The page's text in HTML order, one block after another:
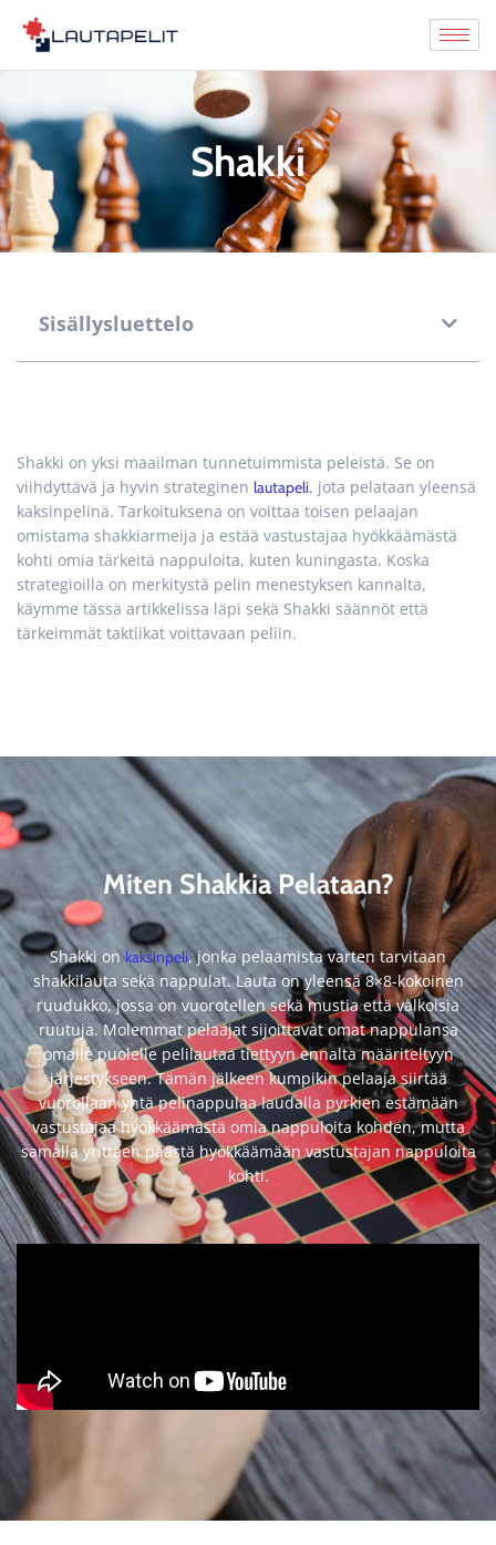
Siirry
sisältöön
Shakki
Sisällysluettelo
Shakki on yksi maailman tunnetuimmista peleistä. Se on
viihdyttävä ja hyvin strateginen lautapeli, jota pelataan yleensä
kaksinpelinä. Tarkoituksena on voittaa toisen pelaajan
omistama shakkiarmeija ja estää vastustajaa hyökkäämästä
kohti omia tärkeitä nappuloita, kuten kuningasta. Koska
strategioilla on merkitystä pelin menestyksen kannalta,
käymme tässä artikkelissa läpi sekä Shakki säännöt että
tärkeimmät taktiikat voittavaan peliin.
Miten Shakkia Pelataan?
Shakki onkaksinpeli, jonka pelaamista varten tarvitaan
shakkilauta sekä nappulat. Lauta on yleensä 8×8-kokoinen
ruudukko, jossa on vuorotellen sekä mustia että valkoisia
ruutuja. Molemmat pelaajat sijoittavat omat nappulansa
omalle puolelle pelilautaa tiettyyn ennalta määriteltyyn
järjestykseen. Tämän jälkeen kumpikin pelaaja siirtää
vuorollaan yhtä pelinappulaa laudalla pyrkien estämään
vastustajaa hyökkäämästä omia nappuloita kohden, mutta
samalla yrittäen päästä hyökkäämään vastustajan nappuloita
kohti.